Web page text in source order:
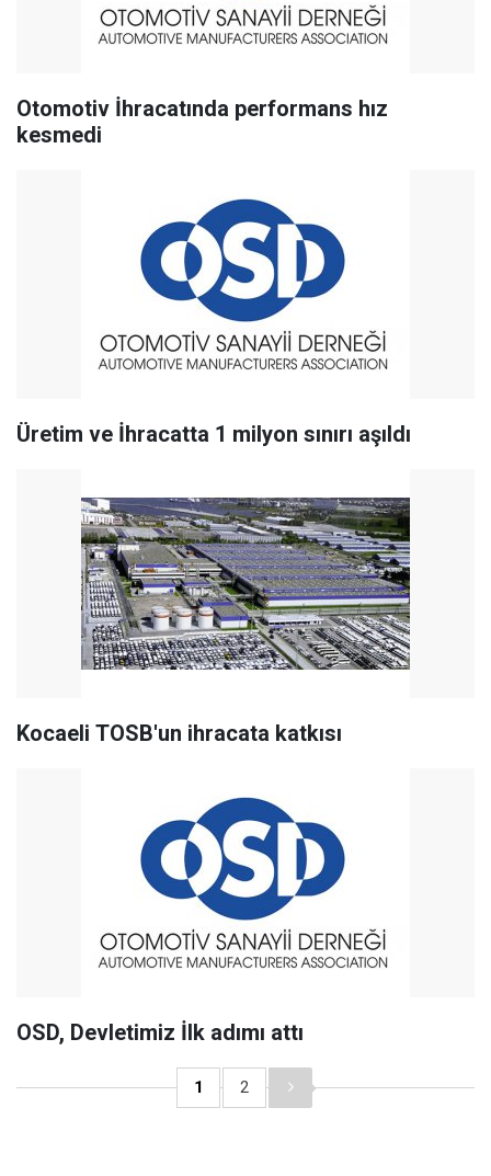
Otomotiv İhracatında performans hız
kesmedi
Üretim ve İhracatta 1 milyon sınırı aşıldı
Kocaeli TOSB'un ihracata katkısı
OSD, Devletimiz İlk adımı attı
1 2